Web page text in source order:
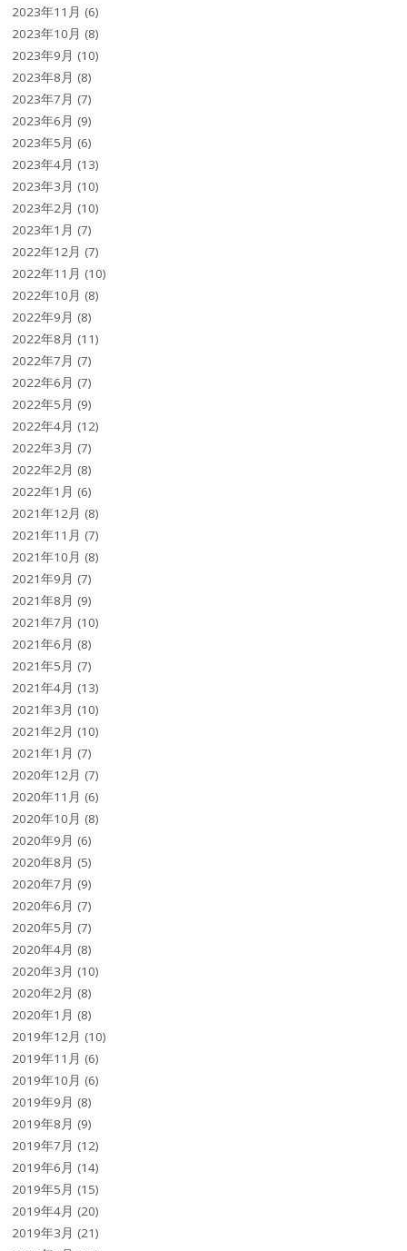
2023年11月 (6)
2023年10月 (8)
2023年9月 (10)
2023年8月 (8)
2023年7月 (7)
2023年6月 (9)
2023年5月 (6)
2023年4月 (13)
2023年3月 (10)
2023年2月 (10)
2023年1月 (7)
2022年12月 (7)
2022年11月 (10)
2022年10月 (8)
2022年9月 (8)
2022年8月 (11)
2022年7月 (7)
2022年6月 (7)
2022年5月 (9)
2022年4月 (12)
2022年3月 (7)
2022年2月 (8)
2022年1月 (6)
2021年12月 (8)
2021年11月 (7)
2021年10月 (8)
2021年9月 (7)
2021年8月 (9)
2021年7月 (10)
2021年6月 (8)
2021年5月 (7)
2021年4月 (13)
2021年3月 (10)
2021年2月 (10)
2021年1月 (7)
2020年12月 (7)
2020年11月 (6)
2020年10月 (8)
2020年9月 (6)
2020年8月 (5)
2020年7月 (9)
2020年6月 (7)
2020年5月 (7)
2020年4月 (8)
2020年3月 (10)
2020年2月 (8)
2020年1月 (8)
2019年12月 (10)
2019年11月 (6)
2019年10月 (6)
2019年9月 (8)
2019年8月 (9)
2019年7月 (12)
2019年6月 (14)
2019年5月 (15)
2019年4月 (20)
2019年3月 (21)